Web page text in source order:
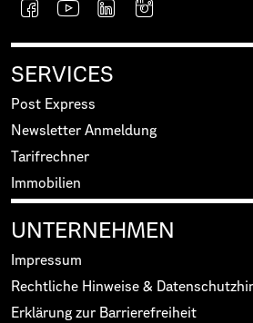
SERVICES
Post Express
Newsletter Anmeldung
Tarifrechner
Immobilien
UNTERNEHMEN
Impressum
Rechtliche Hinweise &
Erklärung zur Barrierefreiheit